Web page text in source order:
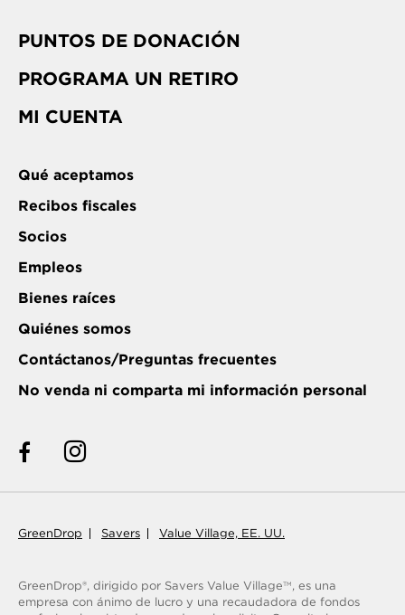
PUNTOS DE DONACIÓN
PROGRAMA UN RETIRO
MI CUENTA
Qué aceptamos
Recibos fiscales
Socios
Empleos
Bienes raíces
Quiénes somos
Contáctanos/Preguntas frecuentes
No venda ni comparta mi información personal
GreenDrop Savers Value Village, EE. UU.
GreenDrop®, dirigido por Savers Value VillageTM , es una
empresa con ánimo de lucro y una recaudadora de fondos